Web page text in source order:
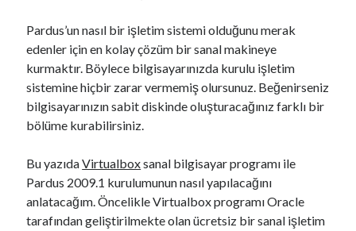
Pardus’un nasıl bir işletim sistemi olduğunu merak
edenler için en kolay çözüm bir sanal makineye
kurmaktır. Böylece bilgisayarınızda kurulu işletim
sistemine hiçbir zarar vermemiş olursunuz. Beğenirseniz
bilgisayarınızın sabit diskinde oluşturacağınız farklı bir
bölüme kurabilirsiniz.
Bu yazıdaVirtualboxsanal bilgisayar programı ile
Pardus 2009.1 kurulumunun nasıl yapılacağını
anlatacağım. Öncelikle Virtualbox programı Oracle
tarafından geliştirilmekte olan ücretsiz bir sanal işletim